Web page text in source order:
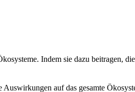
Indem sie dazu beitragen,
auf das gesamte